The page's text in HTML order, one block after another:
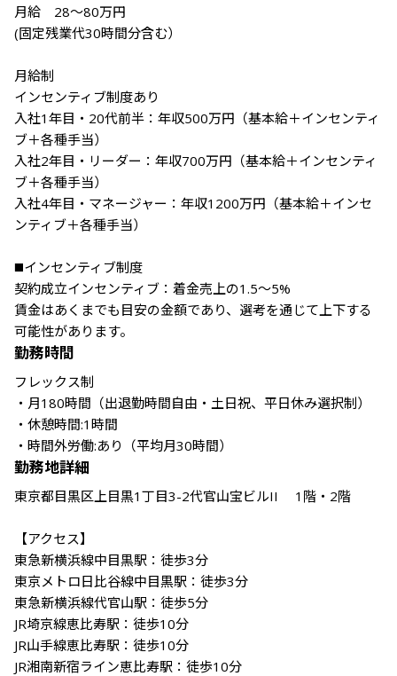
月給　28〜80万円
(固定残業代30時間分含む）
月給制
インセンティブ制度あり
入社1年目・20代前半：年収500万円（基本給＋インセンティ
ブ＋各種手当）
入社2年目・リーダー：年収700万円（基本給＋インセンティ
ブ＋各種手当）
入社4年目・マネージャー：年収1200万円（基本給＋インセ
ンティブ＋各種手当）
◼️インセンティブ制度
契約成立インセンティブ：着金売上の1.5〜5%
賃金はあくまでも目安の金額であり、選考を通じて上下する
勤務時間
フレックス制
・月180時間（出退勤時間自由・土日祝、平日休み選択制）
・休憩時間:1時間
・時間外労働:あり（平均月30時間）
勤務地詳細
東京都目黒区上目黒1丁目3-2代官山宝ビルII 　1階・2階
【アクセス】
東急新横浜線中目黒駅：徒歩3分
東京メトロ日比谷線中目黒駅：徒歩3分
東急新横浜線代官山駅：徒歩5分
JR埼京線恵比寿駅：徒歩10分
JR山手線恵比寿駅：徒歩10分
JR湘南新宿ライン恵比寿駅：徒歩10分